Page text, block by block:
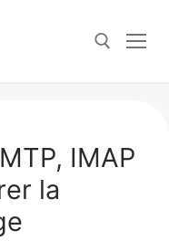
IMAP
la